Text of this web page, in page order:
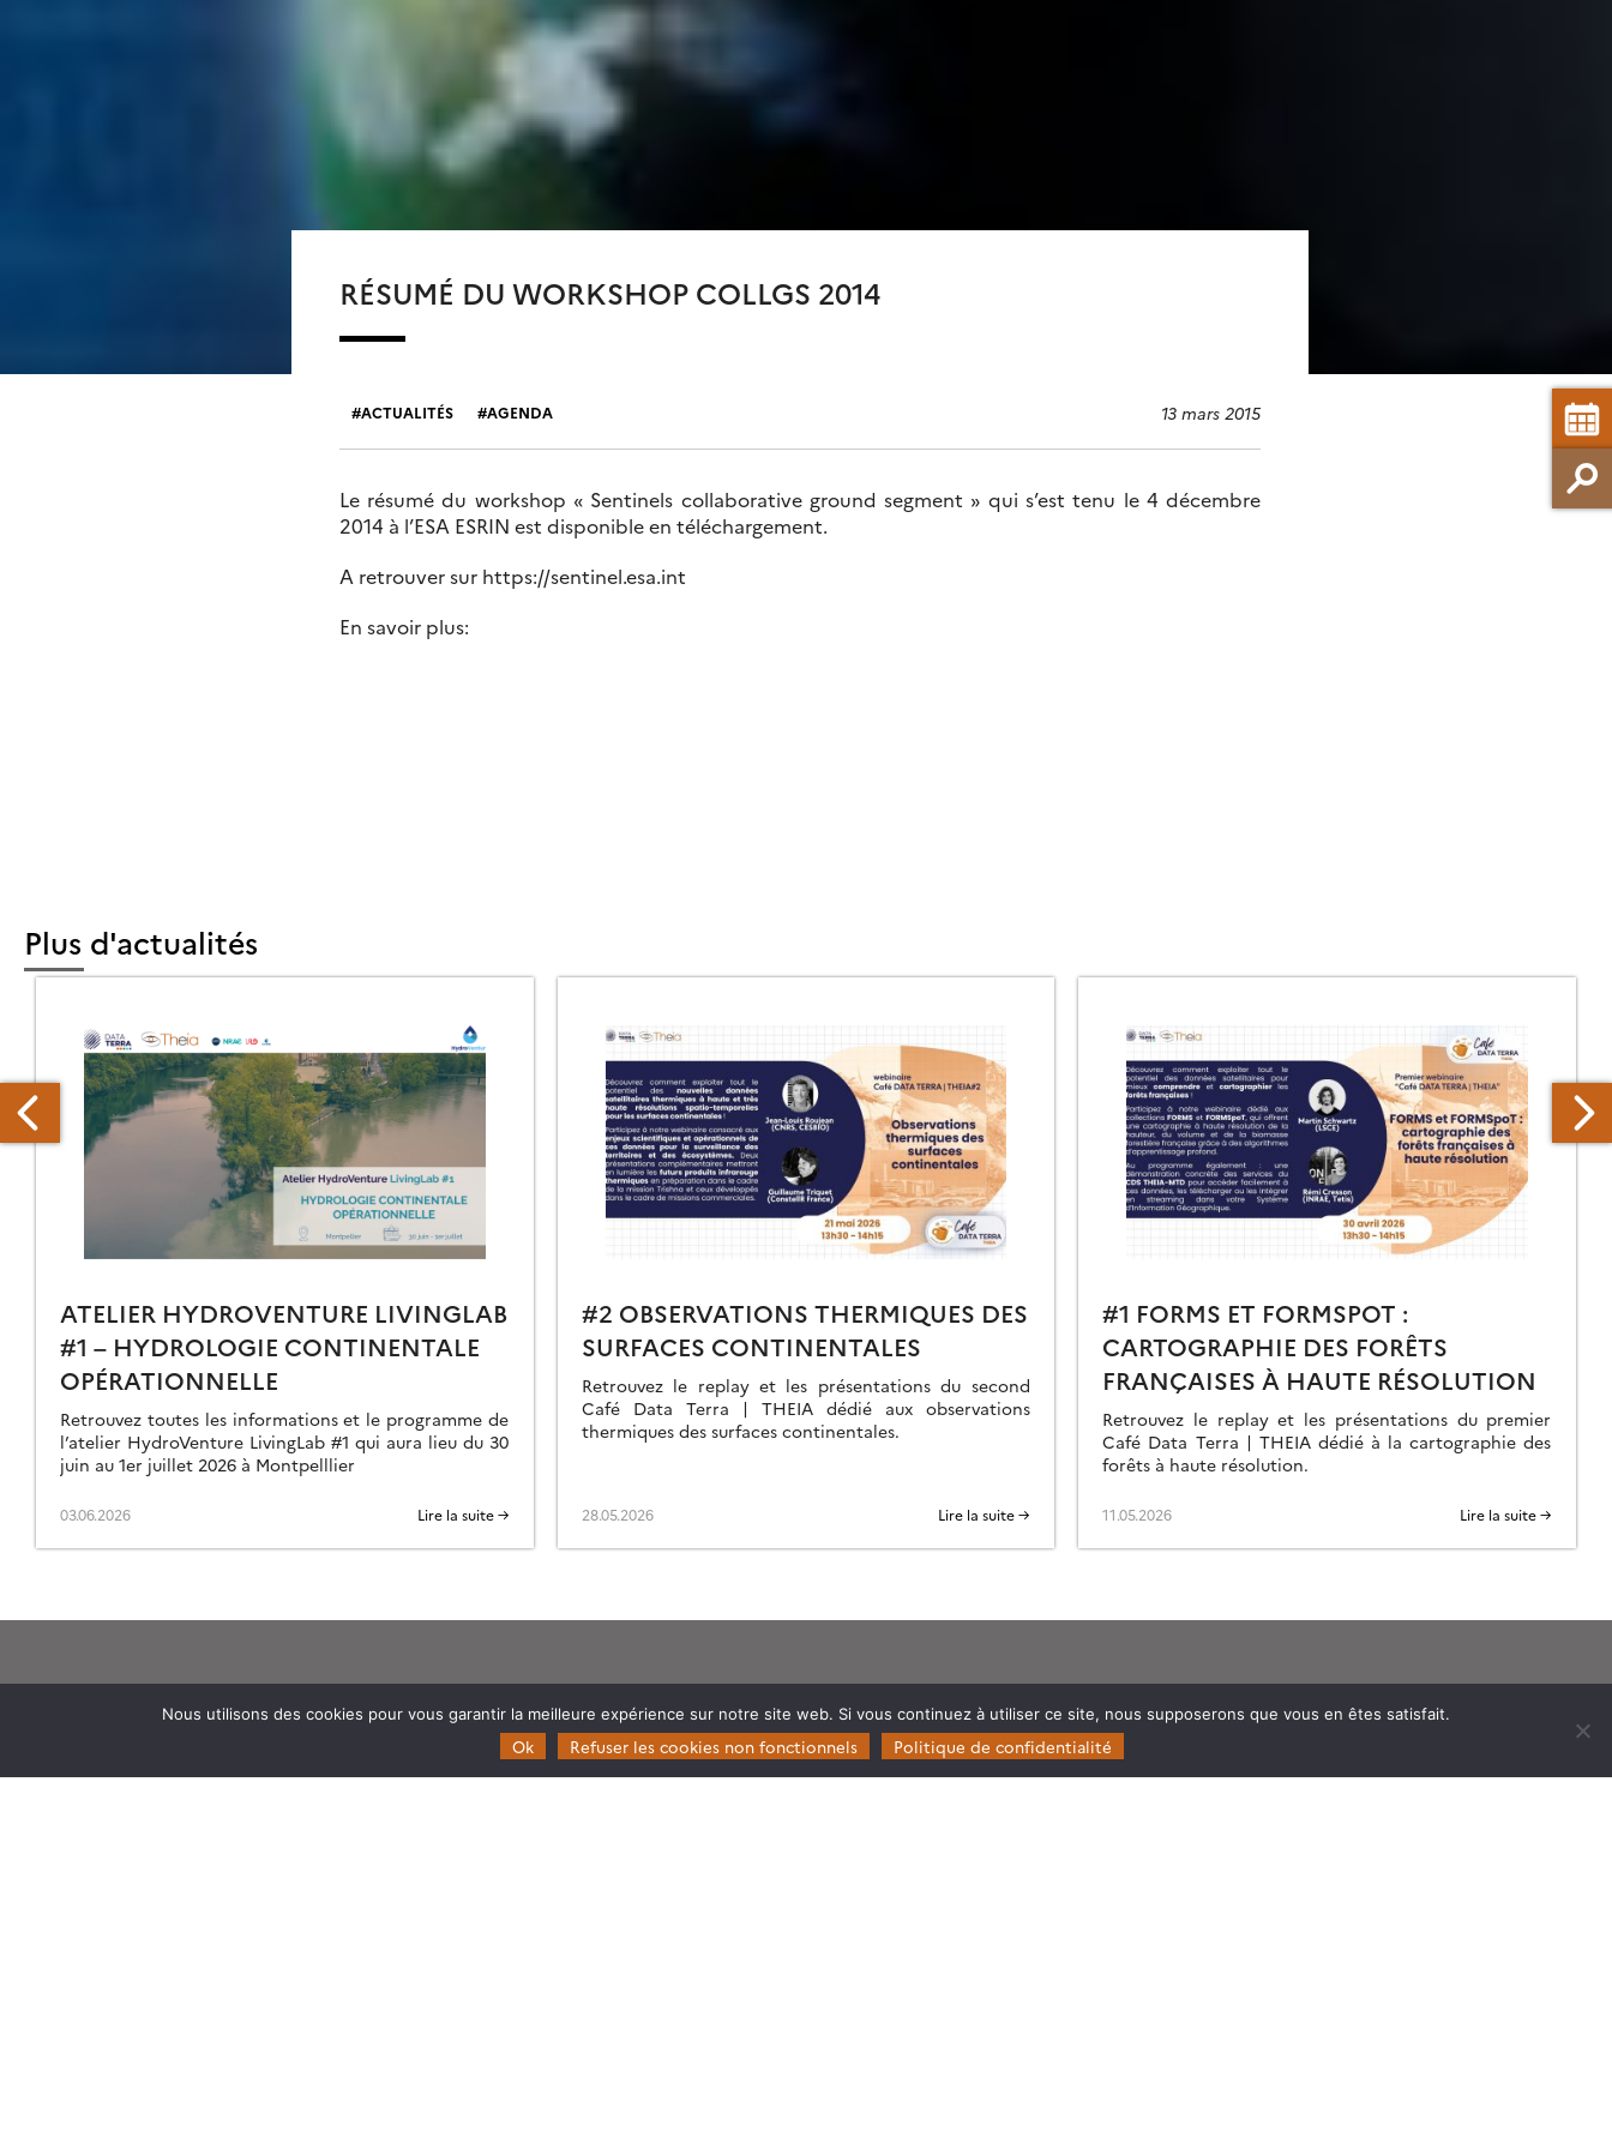
RÉSUMÉ DU WORKSHOP COLLGS 2014
ACTUALITÉS AGENDA 13 mars 2015
Le résumé du workshop « Sentinels collaborative ground segment » qui s’est tenu le 4 décembre
2014 à l’ESA ESRIN est disponible en téléchargement.
A retrouver sur https://sentinel.esa.int
En savoir plus:
Plus d'actualités
ATELIER HYDROVENTURE LIVINGLAB
#1 – HYDROLOGIE CONTINENTALE
OPÉRATIONNELLE
Retrouvez toutes les informations et le programme de
l’atelier HydroVenture LivingLab #1 qui aura lieu du 30
juin au 1er juillet 2026 à Montpelllier
03.06.2026 Lire la suite →
#2 OBSERVATIONS THERMIQUES DES
SURFACES CONTINENTALES
Retrouvez le replay et les présentations du second
Café Data Terra | THEIA dédié aux observations
thermiques des surfaces continentales.
28.05.2026 Lire la suite →
#1 FORMS ET FORMSPOT :
CARTOGRAPHIE DES FORÊTS
FRANÇAISES À HAUTE RÉSOLUTION
Retrouvez le replay et les présentations du premier
Café Data Terra | THEIA dédié à la cartographie des
forêts à haute résolution.
11.05.2026 Lire la suite →
Theia Domaines d’expertise
CES Cryosphère
CES Imagerie & Radiométrie
Restez en contact
Poser une question à Theia
S’inscrire aux newsletters THEIA
Follow
us
Follow
us
Follow Follow
Nous utilisons des cookies pour vous garantir la meilleure expérience sur notre site web. Si vous continuez à utiliser ce site, nous supposerons que vous en êtes satisfait.
Ok Refuser les cookies non fonctionnels Politique de confidentialité